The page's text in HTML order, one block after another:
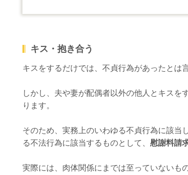
キス・抱き合う
キスをするだけでは、不貞行為があったとは
しかし、夫や妻が配偶者以外の他人とキスを
ります。
そのため、実務上のいわゆる不貞行為に該当
る不法行為に該当するものとして、 慰謝料請
実際には、肉体関係にまでは至っていないも